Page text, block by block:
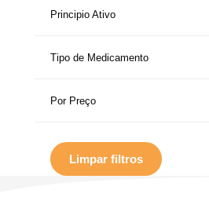
Principio Ativo
Tipo de Medicamento
Por Preço
Limpar filtros